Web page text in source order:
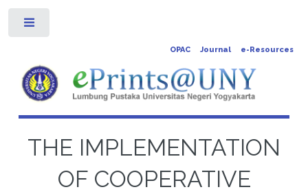
OPAC Journal e-Resources
THE IMPLEMENTATION
OF COOPERATIVE